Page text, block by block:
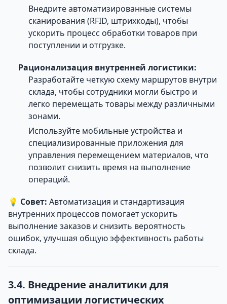
Внедрите автоматизированные системы
сканирования (RFID, штрихкоды), чтобы
ускорить процесс обработки товаров при
поступлении и отгрузке.
Рационализация внутренней логистики:
Разработайте четкую схему маршрутов внутри
склада, чтобы сотрудники могли быстро и
легко перемещать товары между различными
зонами.
Используйте мобильные устройства и
специализированные приложения для
управления перемещением материалов, что
позволит снизить время на выполнение
операций.
💡 Совет: Автоматизация и стандартизация
внутренних процессов помогает ускорить
выполнение заказов и снизить вероятность
ошибок, улучшая общую эффективность работы
склада.
3.4. Внедрение аналитики для
оптимизации логистических